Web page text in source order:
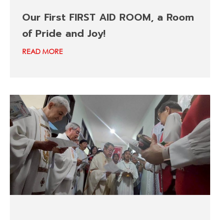
Our First FIRST AID ROOM, a Room
of Pride and Joy!
READ MORE